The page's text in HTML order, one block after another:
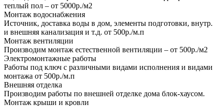
теплый пол – от 5000р./м2
Монтаж водоснабжения
Источник, доставка воды в дом, элементы подготовки, внутр.
и внешняя канализация и т.д. от 500р./м.п
Монтаж вентиляции
Производим монтаж естественной вентиляции – от 500р./м2
Электромонтажные работы
Работы под ключ с различными видами исполнения и видами
монтажа от 500р./м.п
Внешняя отделка
Производим работы по внешней отделке дома блок-хаусом.
Монтаж крыши и кровли